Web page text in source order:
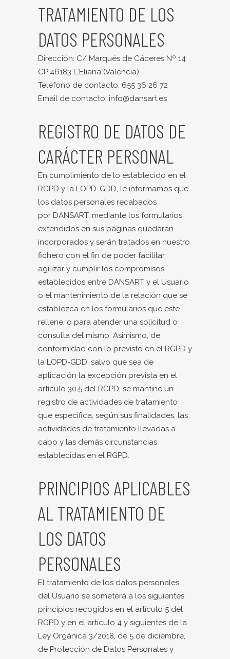
TRATAMIENTO DE LOS
DATOS PERSONALES
Dirección: C/ Marqués de Cáceres Nº 14
CP:46183 L´Eliana (Valencia)
Teléfono de contacto: 655 36 26 72
Email de contacto: info@dansart.es
REGISTRO DE DATOS DE
CARÁCTER PERSONAL
En cumplimiento de lo establecido en el
RGPD y la LOPD-GDD, le informamos que
los datos personales recabados
por DANSART, mediante los formularios
extendidos en sus páginas quedarán
incorporados y serán tratados en nuestro
fichero con el fin de poder facilitar,
agilizar y cumplir los compromisos
establecidos entre DANSART y el Usuario
o el mantenimiento de la relación que se
establezca en los formularios que este
rellene, o para atender una solicitud o
consulta del mismo. Asimismo, de
conformidad con lo previsto en el RGPD y
la LOPD-GDD, salvo que sea de
aplicación la excepción prevista en el
artículo 30.5 del RGPD, se mantine un
registro de actividades de tratamiento
que especifica, según sus finalidades, las
actividades de tratamiento llevadas a
cabo y las demás circunstancias
establecidas en el RGPD.
PRINCIPIOS APLICABLES
AL TRATAMIENTO DE
LOS DATOS
PERSONALES
El tratamiento de los datos personales
del Usuario se someterá a los siguientes
principios recogidos en el artículo 5 del
RGPD y en el artículo 4 y siguientes de la
Ley Orgánica 3/2018, de 5 de diciembre,
de Protección de Datos Personales y